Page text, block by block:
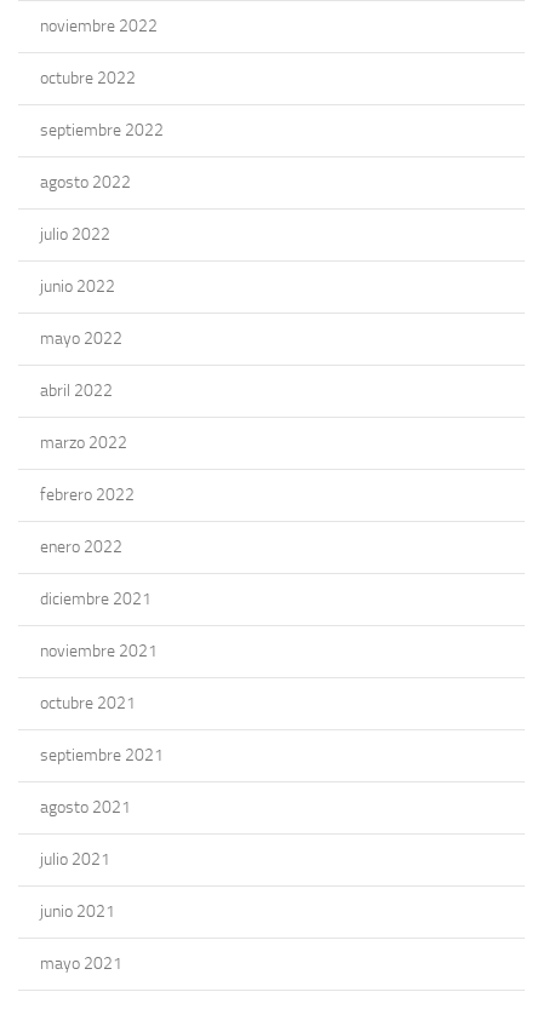
noviembre 2022
octubre 2022
septiembre 2022
agosto 2022
julio 2022
junio 2022
mayo 2022
abril 2022
marzo 2022
febrero 2022
enero 2022
diciembre 2021
noviembre 2021
octubre 2021
septiembre 2021
agosto 2021
julio 2021
junio 2021
mayo 2021